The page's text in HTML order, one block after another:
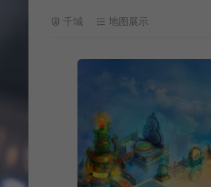
千城 地图展示